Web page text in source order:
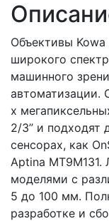
Объективы Kowa
широкого
машинного
автоматизации.
х
2/3” и подходят
сенсорах, как
Aptina MT9M131.
моделями с
5 до 100 мм.
разработке и